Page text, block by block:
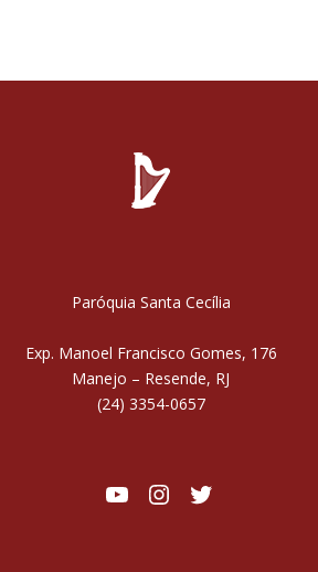
Paróquia Santa Cecília
Exp. Manoel Francisco Gomes, 176
Manejo – Resende, RJ
(24) 3354-0657
Youtube
Instagram
Twitter